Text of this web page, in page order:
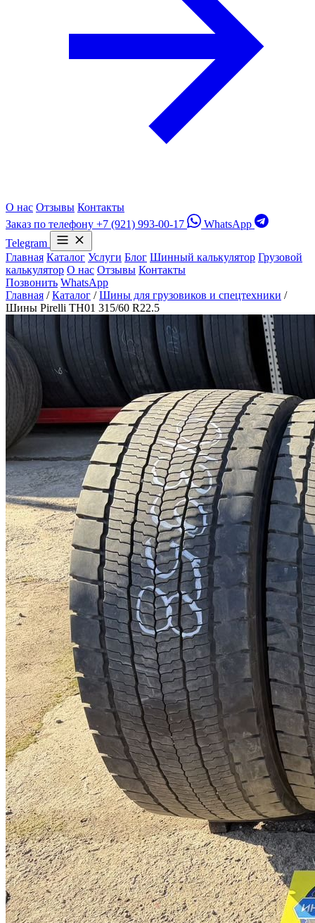
О нас Отзывы Контакты
Заказ по телефону +7 (921) 993-00-17
WhatsApp
Telegram
Главная Каталог Услуги Блог Шинный калькулятор Грузовой
калькулятор О нас Отзывы Контакты
Позвонить WhatsApp
Главная / Каталог / Шины для грузовиков и спецтехники /
Шины Pirelli TH01 315/60 R22.5